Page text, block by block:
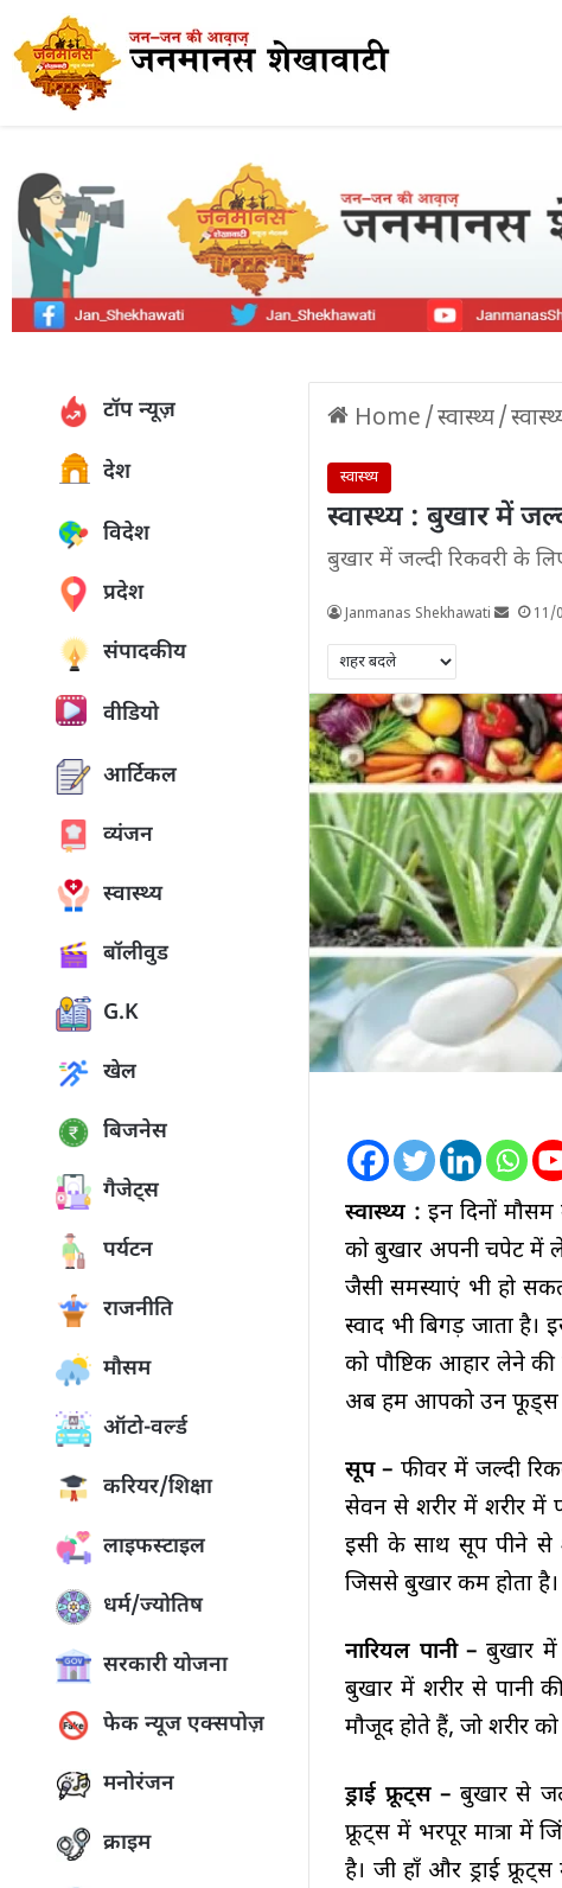
टॉप न्यूज़
देश
विदेश
प्रदेश
संपादकीय
वीडियो
आर्टिकल
व्यंजन
स्वास्थ्य
बॉलीवुड
G.K
खेल
बिजनेस
गैजेट्स
पर्यटन
राजनीति
मौसम
ऑटो-वर्ल्ड
करियर/शिक्षा
लाइफस्टाइल
धर्म/ज्योतिष
सरकारी योजना
फेक न्यूज एक्सपोज़
मनोरंजन
क्राइम
Home /स्वास्थ्य/
स्वास्थ्य
स्वास्थ्य : बुखार में
बुखार में जल्दी रिकवरी के
Janmanas Shekhawati 11/
स्वास्थ्य : इन दिनों
को बुखार अपनी चपेट में
जैसी समस्याएं भी हो
स्वाद भी बिगड़ जाता
को पौष्टिक आहार लेने
अब हम आपको उन फूड्स
सूप – फीवर में जल्दी
सेवन से शरीर में शरीर में
इसी के साथ सूप पीने से
जिससे बुखार कम होता है।
नारियल पानी – बुखार में
बुखार में शरीर से पानी
मौजूद होते हैं, जो शरीर
ड्राई फ्रूट्स –बुखार से
फ्रूट्स में भरपूर मात्रा में
है। जी हाँ और ड्राई